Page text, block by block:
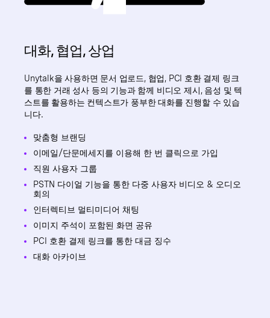
대화, 협업, 상업
Unytalk을 사용하면 문서 업로드, 협업, PCI 호환 결제 링크
를 통한 거래 성사 등의 기능과 함께 비디오 제시, 음성 및 텍
스트를 활용하는 컨텍스트가 풍부한 대화를 진행할 수 있습
니다.
맞춤형 브랜딩
이메일/단문메세지를 이용해 한 번 클릭으로 가입
직원 사용자 그룹
PSTN 다이얼 기능을 통한 다중 사용자 비디오 & 오디오
회의
인터렉티브 멀티미디어 채팅
이미지 주석이 포함된 화면 공유
PCI 호환 결제 링크를 통한 대금 징수
대화 아카이브